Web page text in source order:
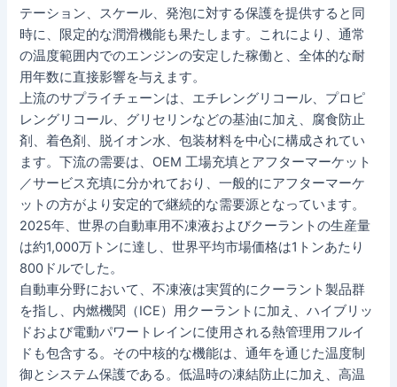
テーション、スケール、発泡に対する保護を提供すると同
時に、限定的な潤滑機能も果たします。これにより、通常
の温度範囲内でのエンジンの安定した稼働と、全体的な耐
用年数に直接影響を与えます。
上流のサプライチェーンは、エチレングリコール、プロピ
レングリコール、グリセリンなどの基油に加え、腐食防止
剤、着色剤、脱イオン水、包装材料を中心に構成されてい
ます。下流の需要は、OEM 工場充填とアフターマーケット
／サービス充填に分かれており、一般的にアフターマーケ
ットの方がより安定的で継続的な需要源となっています。
2025年、世界の自動車用不凍液およびクーラントの生産量
は約1,000万トンに達し、世界平均市場価格は1トンあたり
800ドルでした。
自動車分野において、不凍液は実質的にクーラント製品群
を指し、内燃機関（ICE）用クーラントに加え、ハイブリッ
ドおよび電動パワートレインに使用される熱管理用フルイ
ドも包含する。その中核的な機能は、通年を通じた温度制
御とシステム保護である。低温時の凍結防止に加え、高温